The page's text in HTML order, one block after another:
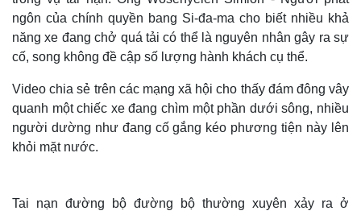
Thế giới
Quan sát
Cuộc sống đó đây
Hồ sơ
Multimedia
Video
Ảnh
E-Magazine
ngôn của chính quyền bang Si-đa-ma cho biết nhiều khả
năng xe đang chở quá tải có thể là nguyên nhân gây ra sự
cố, song không đề cập số lượng hành khách cụ thể.
Video chia sẻ trên các mạng xã hội cho thấy đám đông vây
quanh một chiếc xe đang chìm một phần dưới sông, nhiều
người dường như đang cố gắng kéo phương tiện này lên
khỏi mặt nước.
Tai nạn đường bộ đường bộ thường xuyên xảy ra ở